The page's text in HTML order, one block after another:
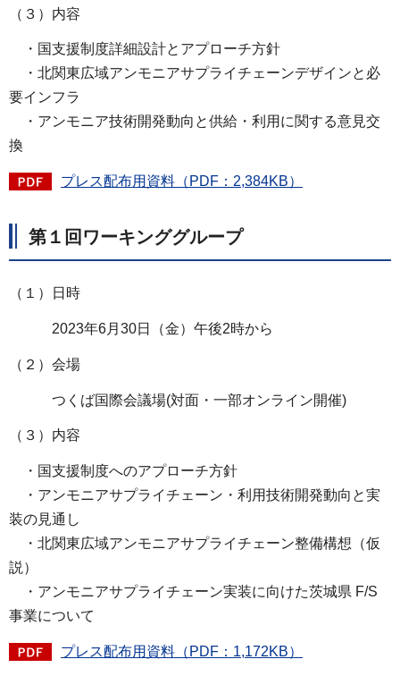
（３）内容
・国支援制度詳細設計とアプローチ方針
・北関東広域アンモニアサプライチェーンデザインと必
要インフラ
・アンモニア技術開発動向と供給・利用に関する意見交
換
プレス配布用資料（PDF：2,384KB）
第１回ワーキンググループ
（１）日時
2023年6月30日（金）午後2時から
（２）会場
つくば国際会議場(対面・一部オンライン開催)
（３）内容
・国支援制度へのアプローチ方針
・アンモニアサプライチェーン・利用技術開発動向と実
装の見通し
・北関東広域アンモニアサプライチェーン整備構想（仮
説）
・アンモニアサプライチェーン実装に向けた茨城県 F/S
事業について
プレス配布用資料（PDF：1,172KB）